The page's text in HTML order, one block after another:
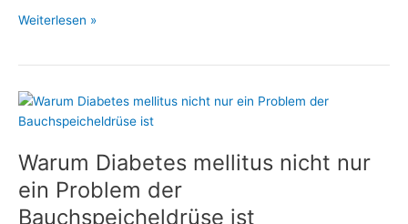
Vor
Medizin
und
Fachmediziner
und
Wellness
Weiterlesen »
Warum Diabetes mellitus nicht nur
ein Problem der
Bauchspeicheldrüse ist